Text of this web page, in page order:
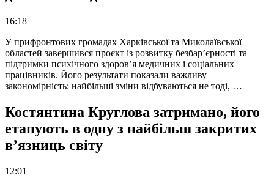
16:18
У прифронтових громадах Харківської та Миколаївської
областей завершився проєкт із розвитку безбар’єрності та
підтримки психічного здоров’я медичних і соціальних
працівників. Його результати показали важливу
закономірність: найбільші зміни відбуваються не тоді, …
Костянтина Круглова затримано, його
етапують в одну з найбільш закритих
в’язниць світу
12:01